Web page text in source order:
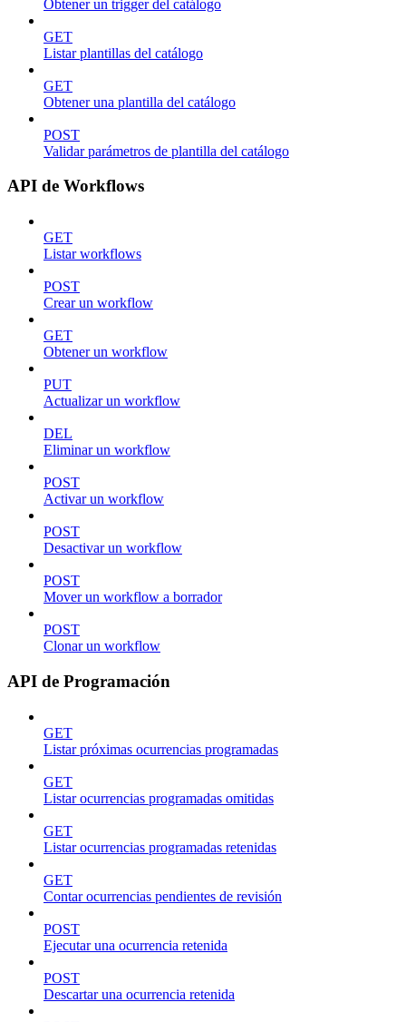
Obtener un trigger del catálogo
GET
Listar plantillas del catálogo
GET
Obtener una plantilla del catálogo
POST
Validar parámetros de plantilla del catálogo
API de Workflows
GET
Listar workflows
POST
Crear un workflow
GET
Obtener un workflow
PUT
Actualizar un workflow
DEL
Eliminar un workflow
POST
Activar un workflow
POST
Desactivar un workflow
POST
Mover un workflow a borrador
POST
Clonar un workflow
API de Programación
GET
Listar próximas ocurrencias programadas
GET
Listar ocurrencias programadas omitidas
GET
Listar ocurrencias programadas retenidas
GET
Contar ocurrencias pendientes de revisión
POST
Ejecutar una ocurrencia retenida
POST
Descartar una ocurrencia retenida